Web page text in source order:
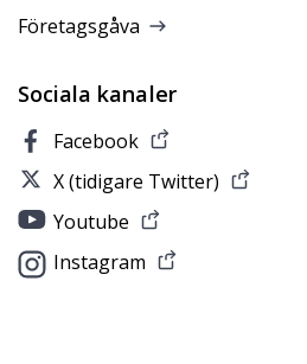
Företagsgåva
Sociala kanaler
Facebook
X (tidigare Twitter)
Youtube
Instagram